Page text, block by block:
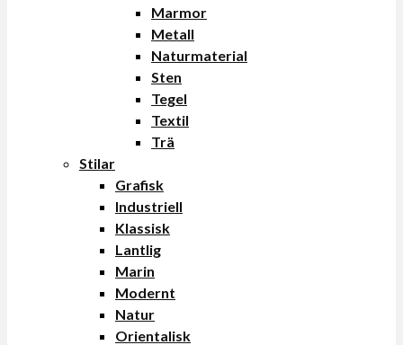
Marmor
Metall
Naturmaterial
Sten
Tegel
Textil
Trä
Stilar
Grafisk
Industriell
Klassisk
Lantlig
Marin
Modernt
Natur
Orientalisk